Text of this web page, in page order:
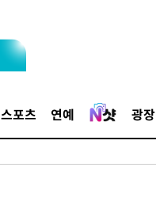
스포츠 연예 광장